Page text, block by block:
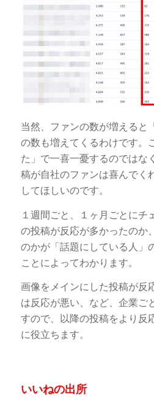
当然、ファンの数が増えると
の数も増えてくるわけです。
た」で一喜一憂するのではな
稿が自社のファンは喜んでく
してほしいのです。
１週間ごと、１ヶ月ごとにチ
の投稿が反応が多かったのか
のかが「話題にしている人」
ことによってわかります。
画像をメインにした投稿が反
は反応が悪い、など、企業ご
すので、以降の投稿をより反
に役立ちます。
いいねの出所